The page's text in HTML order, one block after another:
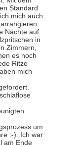
Standard
mich auch
Nächte auf
in
Zimmern,
es noch
Ritze
mich
um
:-). Ich war
am Ende